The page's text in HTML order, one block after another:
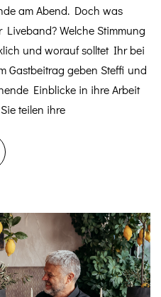
am Abend. Doch was
Welche Stimmung
und worauf solltet Ihr bei
Gastbeitrag geben Steffi und
Einblicke in ihre Arbeit
teilen ihre